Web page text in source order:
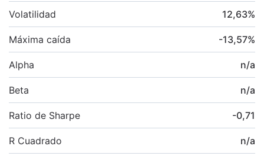
Volatilidad 12,63%
Máxima caída -13,57%
Alpha n/a
Beta n/a
Ratio de Sharpe -0,71
R Cuadrado n/a